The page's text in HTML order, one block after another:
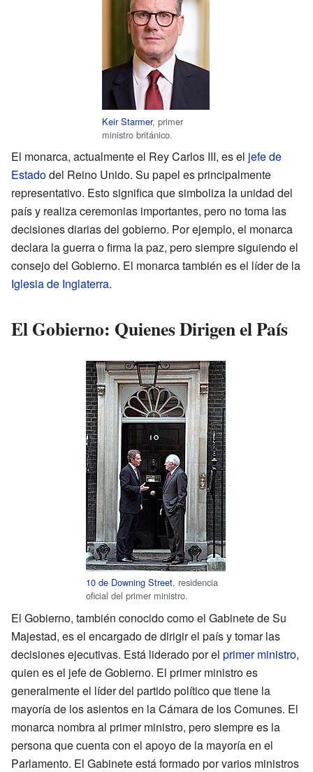
Keir Starmer, primer
ministro británico.
El monarca, actualmente el Rey Carlos III, es el jefe de
Estadodel Reino Unido. Su papel es principalmente
representativo. Esto significa que simboliza la unidad del
país y realiza ceremonias importantes, pero no toma las
decisiones diarias del gobierno. Por ejemplo, el monarca
declara la guerra o firma la paz, pero siempre siguiendo el
consejo del Gobierno. El monarca también es el líder de la
Iglesia de Inglaterra.
El Gobierno: Quienes Dirigen el País
10 de Downing Street, residencia
oficial del primer ministro.
El Gobierno, también conocido como el Gabinete de Su
Majestad, es el encargado de dirigir el país y tomar las
decisiones ejecutivas. Está liderado por el primer ministro,
quien es el jefe de Gobierno. El primer ministro es
generalmente el líder del partido político que tiene la
mayoría de los asientos en la Cámara de los Comunes. El
monarca nombra al primer ministro, pero siempre es la
persona que cuenta con el apoyo de la mayoría en el
Parlamento. El Gabinete está formado por varios ministros